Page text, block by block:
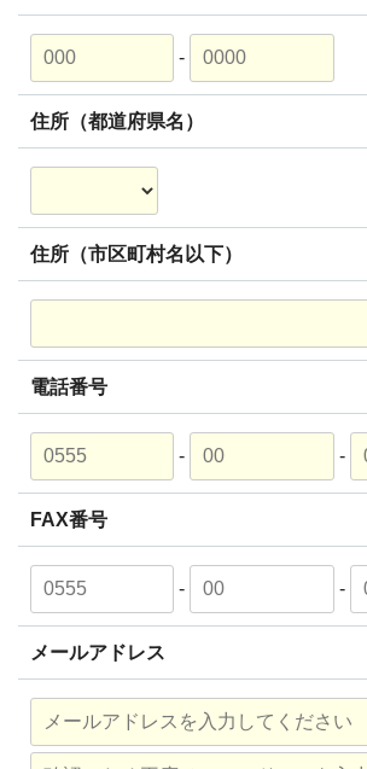
-
住所（都道府県名）
住所（市区町村名以下）
電話番号
- -
FAX番号
- -
メールアドレス